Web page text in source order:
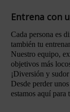
Entrena con
Cada persona es
también tu
Nuestro equipo,
objetivos más
¡Diversión y
Desde perder
estamos aquí para